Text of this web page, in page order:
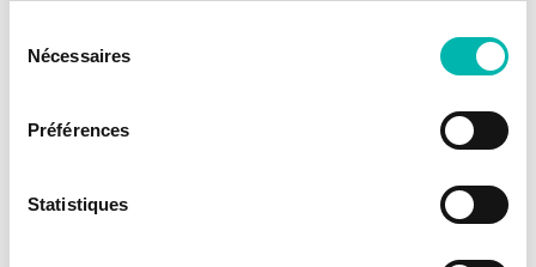
Nécessaires
Préférences
Statistiques